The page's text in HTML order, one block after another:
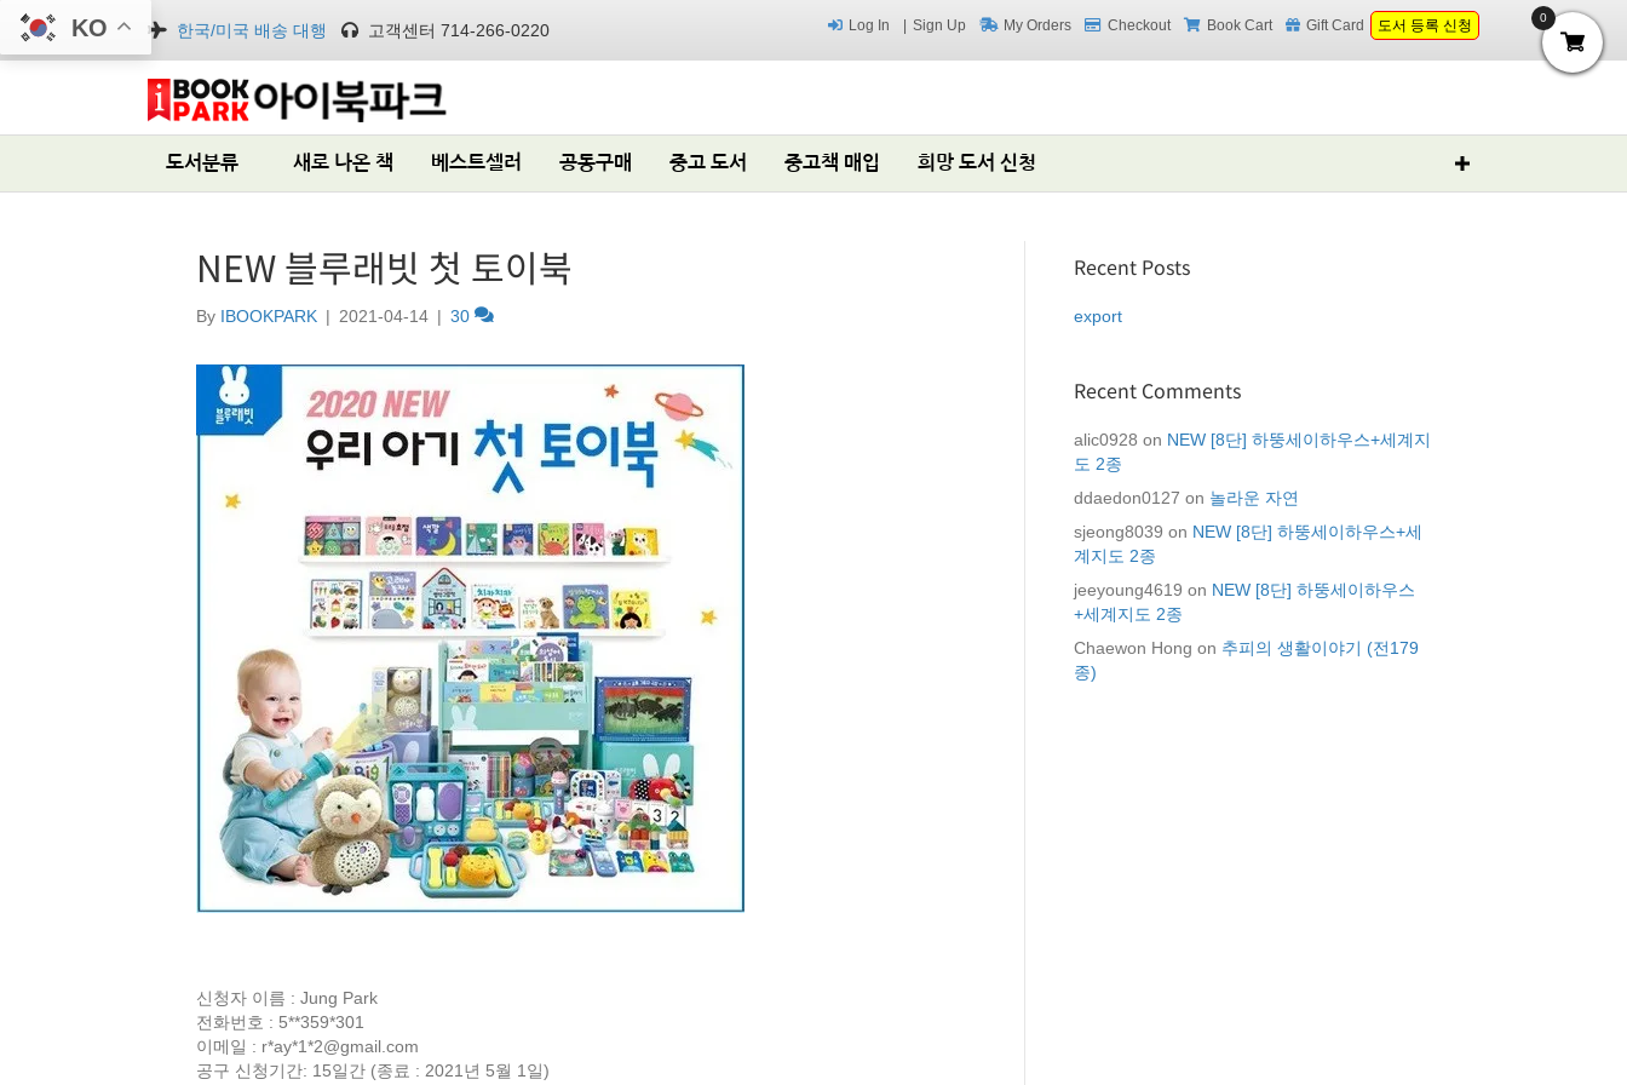
한국/미국 배송 대행 고객센터 714-266-0220 Log In Sign Up My Orders Checkout Book Cart Gift Card 도서 등록 신청
도서분류 새로 나온 책 베스트셀러 공동구매 중고 도서 중고책 매입 희망 도서 신청
NEW 블루래빗 첫 토이북
By IBOOKPARK | 2021-04-14 | 30
신청자 이름 : Jung Park
전화번호 : 5**359*301
이메일 : r*ay*1*2@gmail.com
공구 신청기간: 15일간 (종료 : 2021년 5월 1일)
Recent Posts
export
Recent Comments
alic0928 on NEW [8단] 하뚱세이하우스+세계지
도 2종
ddaedon0127 on 놀라운 자연
sjeong8039 on NEW [8단] 하뚱세이하우스+세
계지도 2종
jeeyoung4619 on NEW [8단] 하뚱세이하우스
+세계지도 2종
Chaewon Hong on 추피의 생활이야기 (전179
종)
KO 0